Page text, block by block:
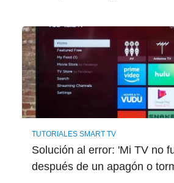
TUTORIALES SMART TV
Solución al error: 'Mi TV no
después de un apagón o